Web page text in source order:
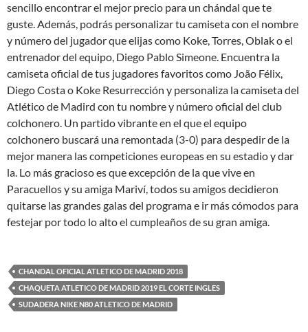
sencillo encontrar el mejor precio para un chándal que te
guste. Además, podrás personalizar tu camiseta con el nombre
y número del jugador que elijas como Koke, Torres, Oblak o el
entrenador del equipo, Diego Pablo Simeone. Encuentra la
camiseta oficial de tus jugadores favoritos como João Félix,
Diego Costa o Koke Resurrección y personaliza la camiseta del
Atlético de Madird con tu nombre y número oficial del club
colchonero. Un partido vibrante en el que el equipo
colchonero buscará una remontada (3-0) para despedir de la
mejor manera las competiciones europeas en su estadio y dar
la. Lo más gracioso es que excepción de la que vive en
Paracuellos y su amiga Mariví, todos su amigos decidieron
quitarse las grandes galas del programa e ir más cómodos para
festejar por todo lo alto el cumpleaños de su gran amiga.
CHANDAL OFICIAL ATLETICO DE MADRID 2018
CHAQUETA ATLETICO DE MADRID 2019 EL CORTE INGLES
SUDADERA NIKE N80 ATLETICO DE MADRID